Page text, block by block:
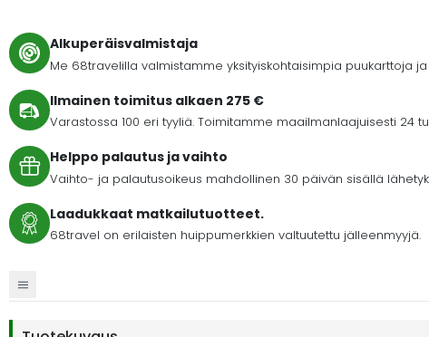
Alkuperäisvalmistaja
Me 68travelilla valmistamme yksityiskohtaisimpia puukarttoja
Ilmainen toimitus alkaen 275 €
Varastossa 100 eri tyyliä. Toimitamme maailmanlaajuisesti 24
Helppo palautus ja vaihto
Vaihto- ja palautusoikeus mahdollinen 30 päivän sisällä
Laadukkaat matkailutuotteet.
68travel on erilaisten huippumerkkien valtuutettu jälleenmyyjä.